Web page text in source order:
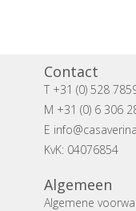
Contact
T +31 (0) 528
M +31 (0) 6 306
E
KvK: 04076854
Algemeen
Algemene